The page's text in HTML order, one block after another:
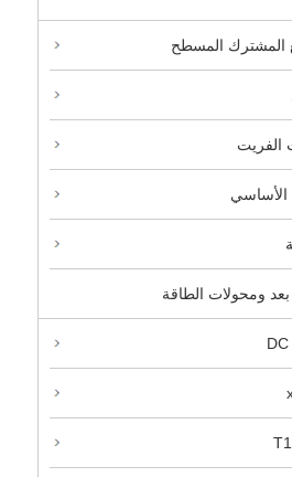
المشترك المسطح
الأساسي
ومحولات الطاقة